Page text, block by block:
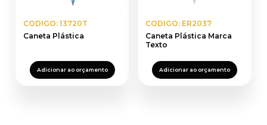
CODIGO: 13720T
Caneta Plástica
Adicionar ao orçamento
CODIGO: ER2037
Caneta Plástica Marca
Texto
Adicionar ao orçamento